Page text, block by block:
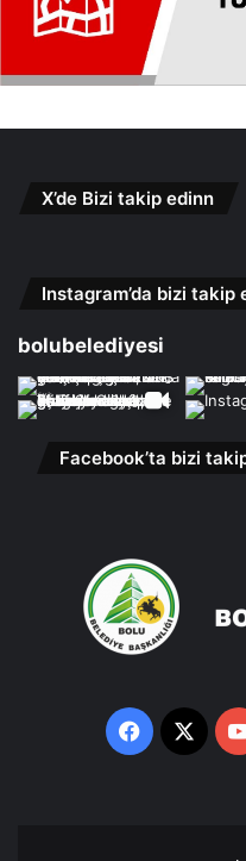
X’de Bizi takip edinn
Instagram’da bizi
bolubelediyesi
Facebook’ta bizi
Facebook
X